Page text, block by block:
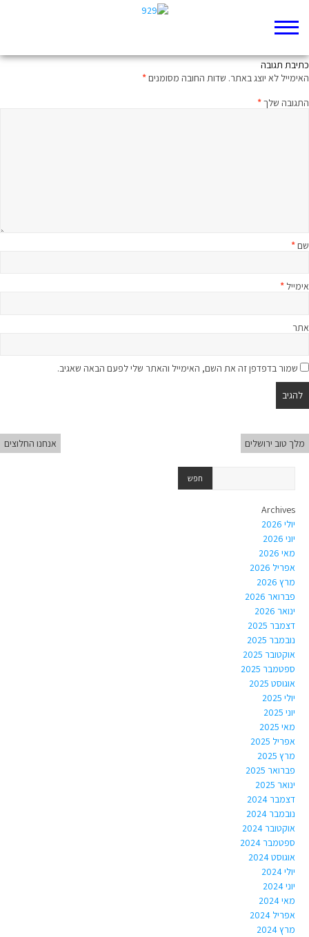
כתיבת תגובה
האימייל לא יוצג באתר. שדות החובה מסומנים*
התגובה שלך*
שם*
אימייל *
אתר
שמור בדפדפן זה את השם, האימייל והאתר שלי לפעם הבאה שאגיב.
מלך טוב ירושלים אנחנו החלוצים
Archives
יולי 2026
יוני 2026
מאי 2026
אפריל 2026
מרץ 2026
פברואר 2026
ינואר 2026
דצמבר 2025
נובמבר 2025
אוקטובר 2025
ספטמבר 2025
אוגוסט 2025
יולי 2025
יוני 2025
מאי 2025
אפריל 2025
מרץ 2025
פברואר 2025
ינואר 2025
דצמבר 2024
נובמבר 2024
אוקטובר 2024
ספטמבר 2024
אוגוסט 2024
יולי 2024
יוני 2024
מאי 2024
אפריל 2024
מרץ 2024